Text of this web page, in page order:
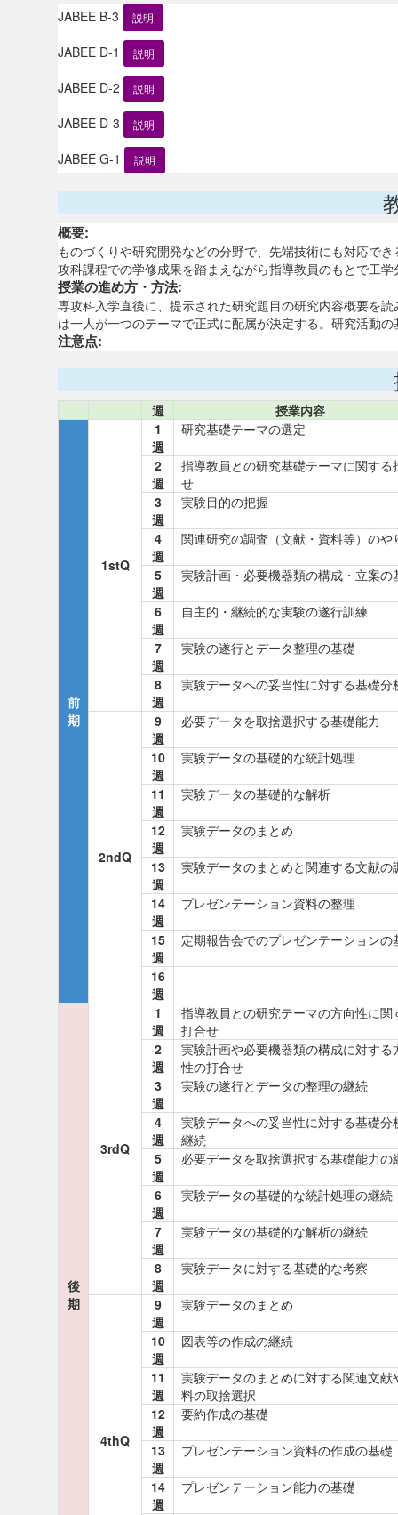
JABEE B-3 説明
JABEE D-1 説明
JABEE D-2 説明
JABEE D-3 説明
JABEE G-1 説明
概要:
ものづくりや研究開発などの分野で、先端技術にも対応で
攻科課程での学修成果を踏まえながら指導教員のもとで工
授業の進め方・方法:
専攻科入学直後に、提示された研究題目の研究内容概要を
は一人が一つのテーマで正式に配属が決定する。研究活動
注意点:
週 授業内容
前
期
1stQ
1
週
研究基礎テーマの選定
2
週
指導教員との研究基礎テーマに関する
せ
3
週
実験目的の把握
4
週
関連研究の調査（文献・資料等）のや
5
週
実験計画・必要機器類の構成・立案の
6
週
自主的・継続的な実験の遂行訓練
7
週
実験の遂行とデータ整理の基礎
8
週
実験データへの妥当性に対する基礎分
2ndQ
9
週
必要データを取捨選択する基礎能力
10
週
実験データの基礎的な統計処理
11
週
実験データの基礎的な解析
12
週
実験データのまとめ
13
週
実験データのまとめと関連する文献の
14
週
プレゼンテーション資料の整理
15
週
定期報告会でのプレゼンテーションの
16
週
後
期
3rdQ
1
週
指導教員との研究テーマの方向性に関
打合せ
2
週
実験計画や必要機器類の構成に対する
性の打合せ
3
週
実験の遂行とデータの整理の継続
4
週
実験データへの妥当性に対する基礎分
継続
5
週
必要データを取捨選択する基礎能力の
6
週
実験データの基礎的な統計処理の継続
7
週
実験データの基礎的な解析の継続
8
週
実験データに対する基礎的な考察
4thQ
9
週
実験データのまとめ
10
週
図表等の作成の継続
11
週
実験データのまとめに対する関連文献
料の取捨選択
12
週
要約作成の基礎
13
週
プレゼンテーション資料の作成の基礎
14
週
プレゼンテーション能力の基礎